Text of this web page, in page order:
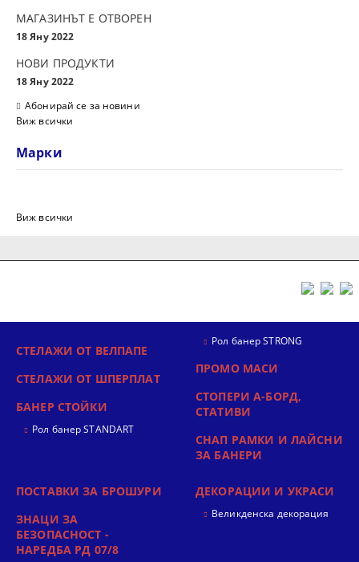
МАГАЗИНЪТ Е ОТВОРЕН
18 Яну 2022
НОВИ ПРОДУКТИ
18 Яну 2022
Абонирай се за новини
Виж всички
Марки
Виж всички
СТЕЛАЖИ ОТ ВЕЛПАПЕ
СТЕЛАЖИ ОТ ШПЕРПЛАТ
БАНЕР СТОЙКИ
Рол банер STANDART
Рол банер STRONG
ПРОМО МАСИ
СТОПЕРИ А-БОРД,
СТАТИВИ
СНАП РАМКИ И ЛАЙСНИ
ЗА БАНЕРИ
ПОСТАВКИ ЗА БРОШУРИ
ЗНАЦИ ЗА
БЕЗОПАСНОСТ -
НАРЕДБА РД 07/8
ДЕКОРАЦИИ И УКРАСИ
Великденска декорация